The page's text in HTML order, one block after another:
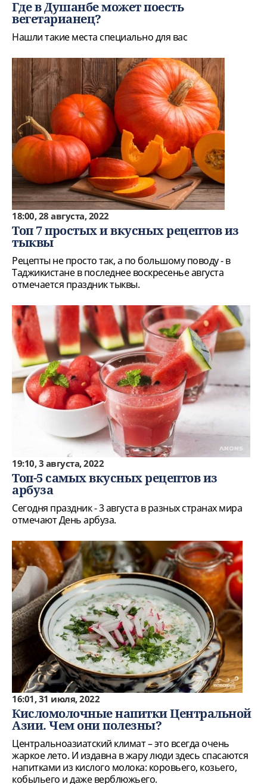
Где в Душанбе может поесть
вегетарианец?
Нашли такие места специально для вас
18:00, 28 августа, 2022
Топ 7 простых и вкусных рецептов из
тыквы
Рецепты не просто так, а по большому поводу - в
Таджикистане в последнее воскресенье августа
отмечается праздник тыквы.
19:10, 3 августа, 2022
Топ-5 самых вкусных рецептов из
арбуза
Сегодня праздник - 3 августа в разных странах мира
отмечают День арбуза.
16:01, 31 июля, 2022
Кисломолочные напитки Центральной
Азии. Чем они полезны?
Центральноазиатский климат – это всегда очень
жаркое лето. И издавна в жару люди здесь спасаются
напитками из кислого молока: коровьего, козьего,
кобыльего и даже верблюжьего.